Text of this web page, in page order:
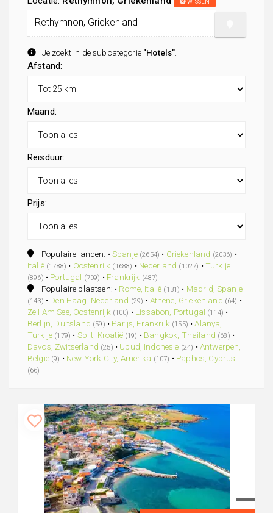
Je zoekt in de subcategorie "Hotels"
Afstand:
Maand:
Reisduur:
Prijs:
Populaire landen: •Spanje (2654) • Griekenland (2036) •
Italië (1788) • Oostenrijk (1688) • Nederland (1027) • Turkije
(896) • Portugal (709) • Frankrijk (487)
Populaire plaatsen: • Rome, Italië (131) • Madrid, Spanje
(143) • Den Haag, Nederland (29) • Athene, Griekenland (64) •
Zell Am See, Oostenrijk (100) • Lissabon, Portugal (114) •
Berlijn, Duitsland (59) • Parijs, Frankrijk (155) •Alanya,
Turkije (179) • Split, Kroatië (19) • Bangkok, Thailand (68) •
Davos, Zwitserland (25) • Ubud, Indonesie (24) • Antwerpen,
België (9) • New York City, Amerika (107) • Paphos, Cyprus
(66)